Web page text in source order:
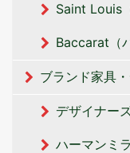
Saint Louis
Baccarat（
ブランド家具
デザイナー
ハーマンミ